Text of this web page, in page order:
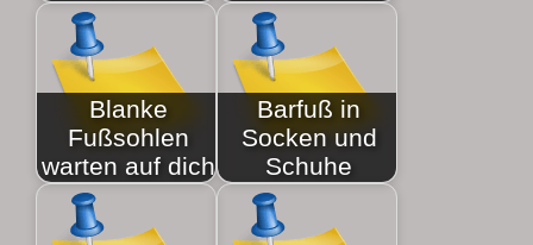
Blanke
Fußsohlen
warten auf dich
Barfuß in
Socken und
Schuhe